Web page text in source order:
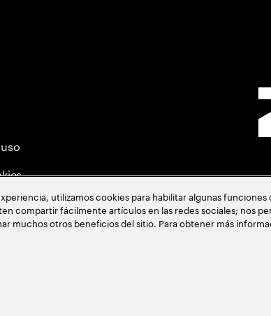
utilizamos cookies para habilitar algunas funciones
compartir fácilmente artículos en las redes sociales; nos
muchos otros beneficios del sitio. Para obtener más